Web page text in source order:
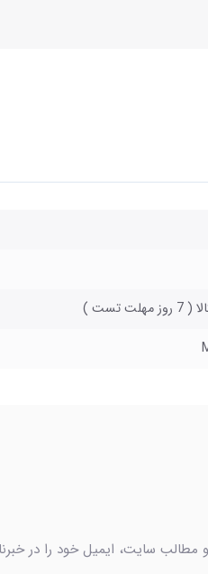
تست )
مطالب سایت، ایمیل خود را در